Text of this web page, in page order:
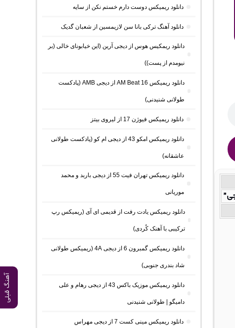
آهنگ قبلی
دانلود ریمیکس دوست دارم خستم نکن از سایه
دانلود آهنگ ترکی بانا سن لازیمسین از شعبان گدیک
دانلود ریمکیس هوس از دیجی آرین (این خیابونای خالی (بر
نیومدم از پست))
دانلود ریمیکس AM Beat 16 از دیجی AMB (پادکست
طولانی شنیدنی)
دانلود ریمیکس فیوژن 17 از لیروی بیتز
دانلود ریمیکس امکو 43 از دیجی ام کو (پادکست طولانی
عاشقانه)
دانلود ریمیکس تهران فیت 55 از دیجی باربد و محمد
موریانی
دانلود ریمیکس یادت رفت از قدیمی ای آی (ریمیکس رپ
ترکیبی با آهنک کُردی)
دانلود ریمیکس گمبرون 6 از دیجی 4A (ریمیکس طولانی
شاد بندری جنوبی)
دانلود ریمیکس موزیک باکس 43 از دیجی رهام و علی
دامیگو | طولانی شنیدنی
دانلود ریمیکس مینی کست 7 از دیجی مهراس